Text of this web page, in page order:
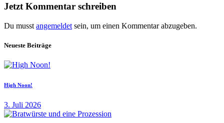
Jetzt Kommentar schreiben
Du musst angemeldet sein, um einen Kommentar abzugeben.
Neueste Beiträge
High Noon!
3. Juli 2026